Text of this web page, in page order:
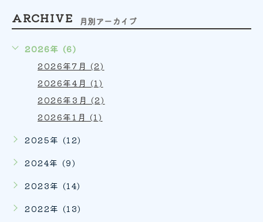
ARCHIVE 月別アーカイブ
2026年 (6)
2026年7月 (2)
2026年4月 (1)
2026年3月 (2)
2026年1月 (1)
2025年 (12)
2024年 (9)
2023年 (14)
2022年 (13)